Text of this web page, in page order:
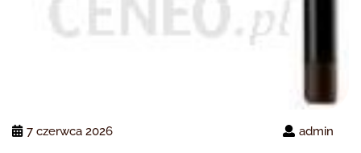
7 czerwca 2026 admin